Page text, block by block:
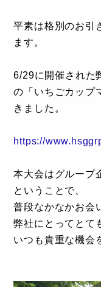
平素は格別のお引
ます。
6/29に開催された
の「いちごカップ
きました。
https://
本大会はグループ
ということで、
普段なかなかお会
弊社にとってとて
いつも貴重な機会